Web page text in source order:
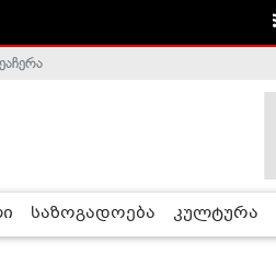
კომისია
საზოგადოება კულტურა